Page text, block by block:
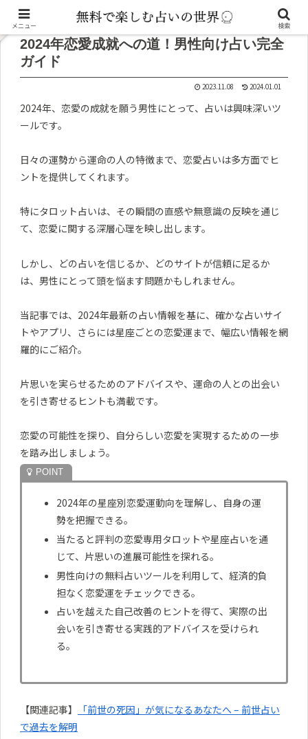
記事内に広告が含まれています。
2024年恋愛成就への道！男性向け占い完全
ガイド
2023.11.08 2024.01.01
2024年、恋愛の成就を願う男性にとって、占いは興味深いツ
ールです。
日々の運勢から運命の人の特徴まで、恋愛占いは多方面でヒ
ントを提供してくれます。
特にタロット占いは、その瞬間の直感や無意識の反映を通じ
て、恋愛に関する深層心理を映し出します。
しかし、どの占いを信じるか、どのサイトが信頼に足るか
は、男性にとって頭を悩ます問題かもしれません。
当記事では、2024年最新の占い情報を基に、確かな占いサイ
トやアプリ、さらには星座ごとの恋愛運まで、幅広い情報を網
羅的にご紹介。
片思いを実らせるためのアドバイスや、運命の人との出会い
を引き寄せるヒントも満載です。
恋愛の可能性を探り、自分らしい恋愛を実現するための一歩
を踏み出しましょう。
2024年の星座別恋愛運動向を理解し、自身の運
勢を把握できる。
当たると評判の恋愛専用タロットや星座占いを通
じて、片思いの進展可能性を探れる。
男性向けの無料占いツールを利用して、経済的負
担なく恋愛運をチェックできる。
占いを越えた自己改善のヒントを得て、実際の出
会いを引き寄せる実践的アドバイスを受けられ
る。
【関連記事】
「前世の死因」が気になるあなたへ – 前世占い
で過去を解明
メニュー 検索